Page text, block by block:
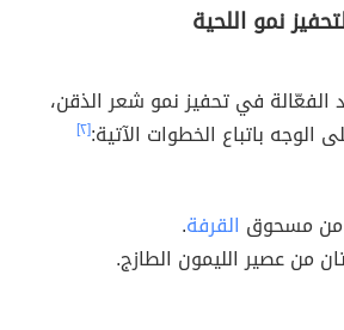
نمو اللحية
الفعّالة في تحفيز نمو شعر الذقن،
باتباع الخطوات الآتية:[٢]
من مسحوق القرفة.
من عصير الليمون الطازج.